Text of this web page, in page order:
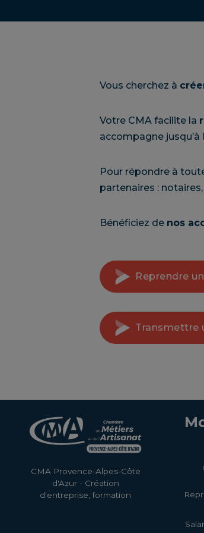
Vous cherchez à
Votre CMA facilite la
accompagne jusqu’à
Pour répondre à
partenaires :
Bénéficiez de nos
Reprendre
Transmettre
CMA Provence-Alpes-Côte
d'Azur - Création
d'entreprise, formation